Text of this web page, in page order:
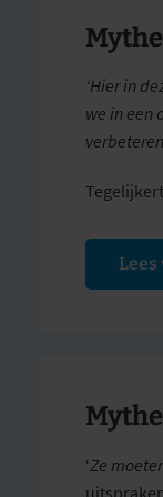
‘Hier in
we in een
‘Ze